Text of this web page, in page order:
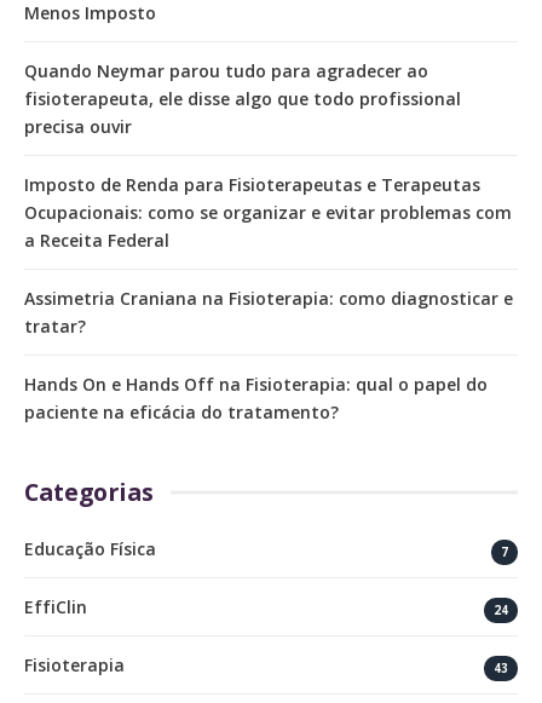
Menos Imposto
Quando Neymar parou tudo para agradecer ao
fisioterapeuta, ele disse algo que todo profissional
precisa ouvir
Imposto de Renda para Fisioterapeutas e Terapeutas
Ocupacionais: como se organizar e evitar problemas com
a Receita Federal
Assimetria Craniana na Fisioterapia: como diagnosticar e
tratar?
Hands On e Hands Off na Fisioterapia: qual o papel do
paciente na eficácia do tratamento?
Categorias
Educação Física 7
EffiClin 24
Fisioterapia 43